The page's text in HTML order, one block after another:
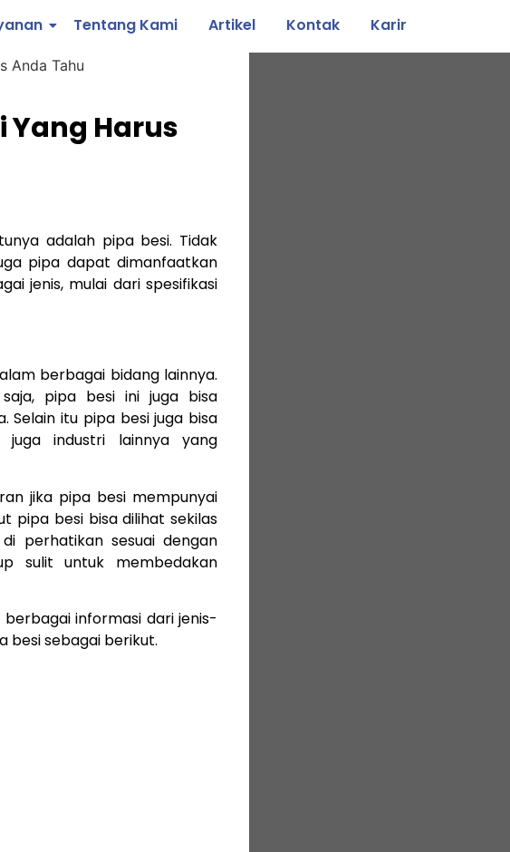
Tentang Kami Artikel Kontak Karir
Yang Harus
adalah pipa besi. Tidak
pipa dapat dimanfaatkan
jenis, mulai dari spesifikasi
berbagai bidang lainnya.
pipa besi ini juga bisa
Selain itu pipa besi juga bisa
industri lainnya yang
jika pipa besi mempunyai
pipa besi bisa dilihat sekilas
perhatikan sesuai dengan
sulit untuk membedakan
berbagai informasi dari jenis-
besi sebagai berikut.